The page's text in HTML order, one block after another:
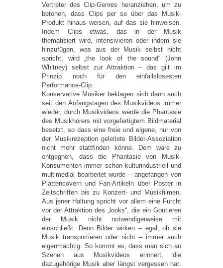
Vertreter des Clip-Genres heranziehen, um zu
betonen, dass Clips per se über das Musik-
Produkt hinaus weisen, auf das sie hinweisen.
Indem Clips etwas, das in der Musik
thematisiert wird, intensivieren oder indem sie
hinzufügen, was aus der Musik selbst nicht
spricht, wird „the look of the sound“ (John
Whitney) selbst zur Attraktion – das gilt im
Prinzip noch für den einfallslosesten
Performance-Clip.
Konservative Musiker beklagen sich dann auch
seit den Anfangstagen des Musikvideos immer
wieder, durch Musikvideos werde die Phantasie
des Musikhörers mit vorgefertigtem Bildmaterial
besetzt, so dass eine freie und eigene, nur von
der Musikrezeption geleitete Bilder-Assoziation
nicht mehr stattfinden könne. Dem wäre zu
entgegnen, dass die Phantasie von Musik-
Konsumenten immer schon kulturindustriell und
multimedial bearbeitet wurde – angefangen von
Plattencovern und Fan-Artikeln über Poster in
Zeitschriften bis zu Konzert- und Musikfilmen.
Aus jener Haltung spricht vor allem eine Furcht
vor der Attraktion des „looks“, die ein Goutieren
der Musik nicht notwendigerweise mit
einschließt. Denn Bilder wirken – egal, ob sie
Musik transportieren oder nicht – immer auch
eigenmächtig. So kommt es, dass man sich an
Szenen aus Musikvideos erinnert, die
dazugehörige Musik aber längst vergessen hat.